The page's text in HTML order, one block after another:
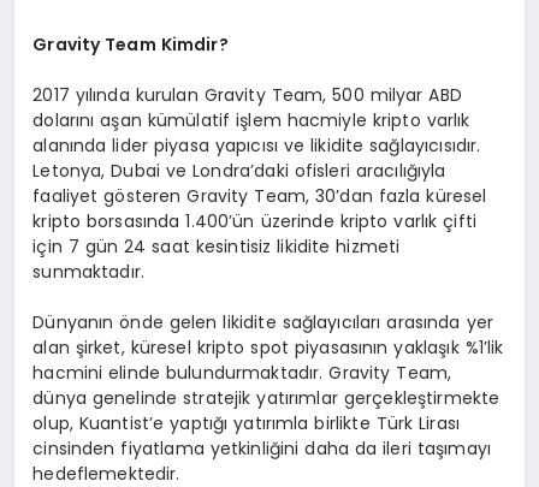
Gravity Team Kimdir?
2017 yılında kurulan Gravity Team, 500 milyar ABD
dolarını aşan kümülatif işlem hacmiyle kripto varlık
alanında lider piyasa yapıcısı ve likidite sağlayıcısıdır.
Letonya, Dubai ve Londra’daki ofisleri aracılığıyla
faaliyet gösteren Gravity Team, 30’dan fazla küresel
kripto borsasında 1.400’ün üzerinde kripto varlık çifti
için 7 gün 24 saat kesintisiz likidite hizmeti
sunmaktadır.
Dünyanın önde gelen likidite sağlayıcıları arasında yer
alan şirket, küresel kripto spot piyasasının yaklaşık %1’lik
hacmini elinde bulundurmaktadır. Gravity Team,
dünya genelinde stratejik yatırımlar gerçekleştirmekte
olup, Kuantist’e yaptığı yatırımla birlikte Türk Lirası
cinsinden fiyatlama yetkinliğini daha da ileri taşımayı
hedeflemektedir.